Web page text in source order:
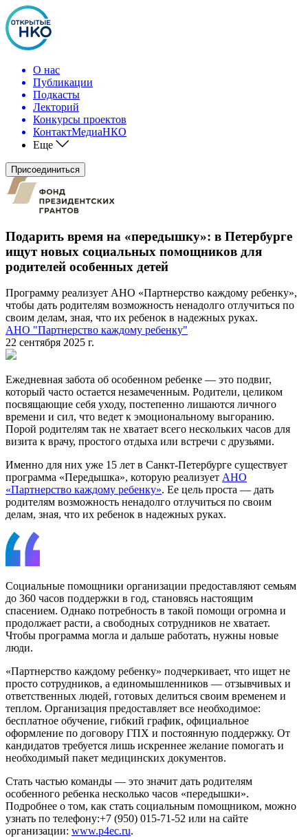
О нас
Публикации
Подкасты
Лекторий
Конкурсы проектов
КонтактМедиаНКО
Еще
Присоединиться
Подарить время на «передышку»: в Петербурге
ищут новых социальных помощников для
родителей особенных детей
Программу реализует АНО «Партнерство каждому ребенку»,
чтобы дать родителям возможность ненадолго отлучиться по
своим делам, зная, что их ребенок в надежных руках.
АНО "Партнерство каждому ребенку"
22 сентября 2025 г.
Ежедневная забота об особенном ребенке — это подвиг,
который часто остается незамеченным. Родители, целиком
посвящающие себя уходу, постепенно лишаются личного
времени и сил, что ведет к эмоциональному выгоранию.
Порой родителям так не хватает всего нескольких часов для
визита к врачу, простого отдыха или встречи с друзьями.
Именно для них уже 15 лет в Санкт-Петербурге существует
программа «Передышка», которую реализует АНО
«Партнерство каждому ребенку». Ее цель проста — дать
родителям возможность ненадолго отлучиться по своим
делам, зная, что их ребенок в надежных руках.
Социальные помощники организации предоставляют семьям
до 360 часов поддержки в год, становясь настоящим
спасением. Однако потребность в такой помощи огромна и
продолжает расти, а свободных сотрудников не хватает.
Чтобы программа могла и дальше работать, нужны новые
люди.
«Партнерство каждому ребенку» подчеркивает, что ищет не
просто сотрудников, а единомышленников — отзывчивых и
ответственных людей, готовых делиться своим временем и
теплом. Организация предоставляет все необходимое:
бесплатное обучение, гибкий график, официальное
оформление по договору ГПХ и постоянную поддержку. От
кандидатов требуется лишь искреннее желание помогать и
необходимый пакет медицинских документов.
Стать частью команды — это значит дать родителям
особенного ребенка несколько часов «передышки».
Подробнее о том, как стать социальным помощником, можно
узнать по телефону:+7 (950) 015-71-52 или на сайте
организации: www.p4ec.ru.